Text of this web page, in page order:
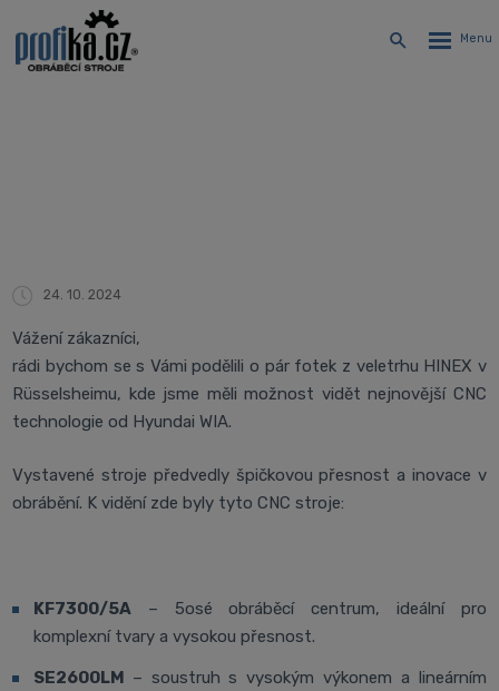
Vyhledávání
24. 10. 2024
Vážení zákazníci,
rádi bychom se s Vámi podělili o pár fotek z veletrhu HINEX v
Rüsselsheimu, kde jsme měli možnost vidět nejnovější CNC
technologie od Hyundai WIA.
Vystavené stroje předvedly špičkovou přesnost a inovace v
obrábění. K vidění zde byly tyto CNC stroje:
KF7300/5A – 5osé obráběcí centrum, ideální pro
komplexní tvary a vysokou přesnost.
SE2600LM – soustruh s vysokým výkonem a lineárním